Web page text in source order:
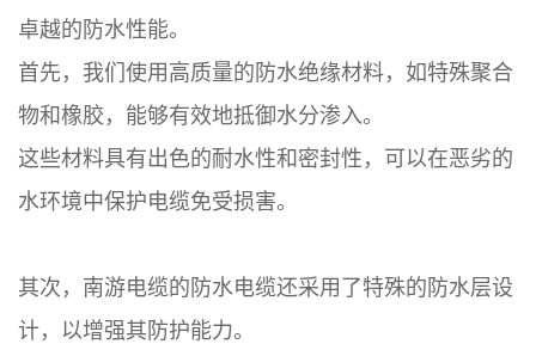
卓越的防水性能。
首先，我们使用高质量的防水绝缘材料，如特殊聚合
物和橡胶，能够有效地抵御水分渗入。
这些材料具有出色的耐水性和密封性，可以在恶劣的
水环境中保护电缆免受损害。
其次，南游电缆的防水电缆还采用了特殊的防水层设
计，以增强其防护能力。